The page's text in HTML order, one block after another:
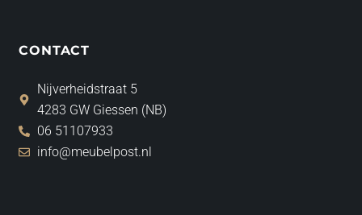
CONTACT
Nijverheidstraat 5
4283 GW Giessen (NB)
06 51107933
info@meubelpost.nl